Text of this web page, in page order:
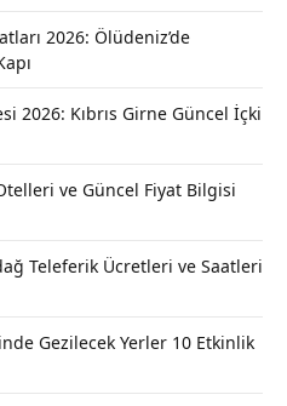
2026: Ölüdeniz’de
2026: Kıbrıs Girne Güncel İçki
ve Güncel Fiyat Bilgisi
Teleferik Ücretleri ve Saatleri
Gezilecek Yerler 10 Etkinlik